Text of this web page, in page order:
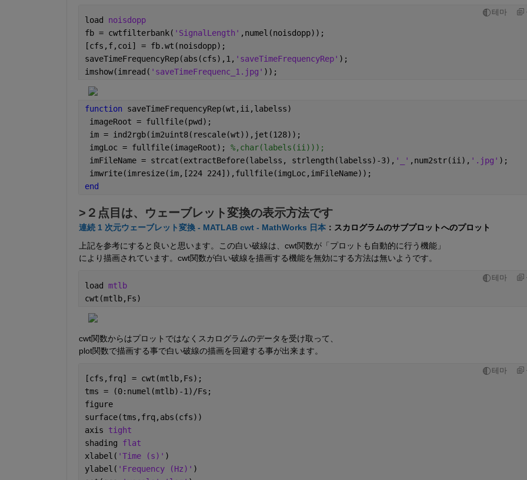
테마
load noisdopp
fb = cwtfilterbank( 'SignalLength' ,numel(noisdopp));
[cfs,f,coi] = fb.wt(noisdopp);
saveTimeFrequencyRep(abs(cfs),1, 'saveTimeFrequencyRep' );
imshow(imread( 'saveTimeFrequenc_1.jpg' ));
function saveTimeFrequencyRep(wt,ii,labelss)
imageRoot = fullfile(pwd);
im = ind2rgb(im2uint8(rescale(wt)),jet(128));
imgLoc = fullfile(imageRoot); %,char(labels(ii)));
imFileName = strcat(extractBefore(labelss, strlength(labelss)-3), '_' ,num2str(ii), '.jpg' );
imwrite(imresize(im,[224 224]),fullfile(imgLoc,imFileName));
end
>２点目は、ウェーブレット変換の表示方法です
連続 1 次元ウェーブレット変換 - MATLAB cwt - MathWorks 日本：スカログラムのサブプロットへのプロット
上記を参考にすると良いと思います。この白い破線は、cwt関数が「プロットも自動的に行う機能」
により描画されています。cwt関数が白い破線を描画する機能を無効にする方法は無いようです。
테마
load mtlb
cwt(mtlb,Fs)
cwt関数からはプロットではなくスカログラムのデータを受け取って、
plot関数で描画する事で白い破線の描画を回避する事が出来ます。
테마
[cfs,frq] = cwt(mtlb,Fs);
tms = (0:numel(mtlb)-1)/Fs;
figure
surface(tms,frq,abs(cfs))
axis tight
shading flat
xlabel( 'Time (s)' )
ylabel( 'Frequency (Hz)' )